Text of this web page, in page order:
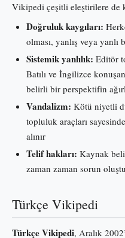
Vikipedi çeşitli eleştirilere de
Doğruluk kaygıları:
olması, yanlış veya
Sistemik yanlılık: Editör
Batılı ve İngilizce
belirli bir perspektifin
Vandalizm: Kötü niyetli
topluluk araçları
alınır
Telif hakları: Kaynak
zaman zaman sorun
Türkçe Vikipedi
Türkçe Vikipedi, Aralık